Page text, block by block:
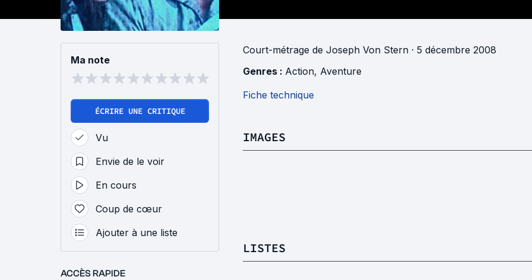
Ma note
ÉCRIRE UNE CRITIQUE
Vu
Envie de le voir
En cours
Coup de cœur
Ajouter à une liste
ACCÈS RAPIDE
Court-métrage de Joseph Von Stern · 5 décembre 2008
Genres : Action, Aventure
Fiche technique
IMAGES
LISTES